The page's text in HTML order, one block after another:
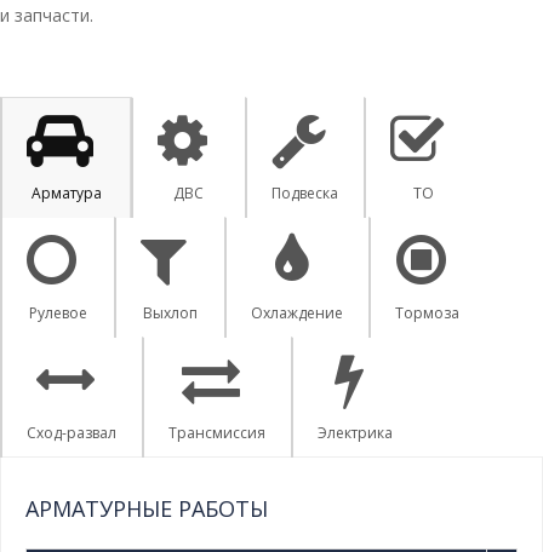
и запчасти.
Арматура ДВС Подвеска ТО
Рулевое Выхлоп Охлаждение Тормоза
Сход-развал Трансмиссия Электрика
АРМАТУРНЫЕ РАБОТЫ